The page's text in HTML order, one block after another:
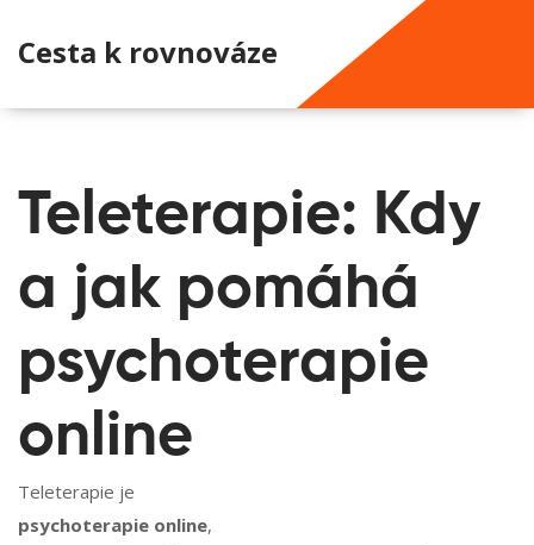
Cesta k rovnováze
Teleterapie: Kdy
a jak pomáhá
psychoterapie
online
Teleterapie je
psychoterapie online,